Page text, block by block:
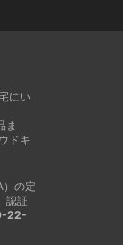
にい
ま
ドキ
）の定
認証
22-